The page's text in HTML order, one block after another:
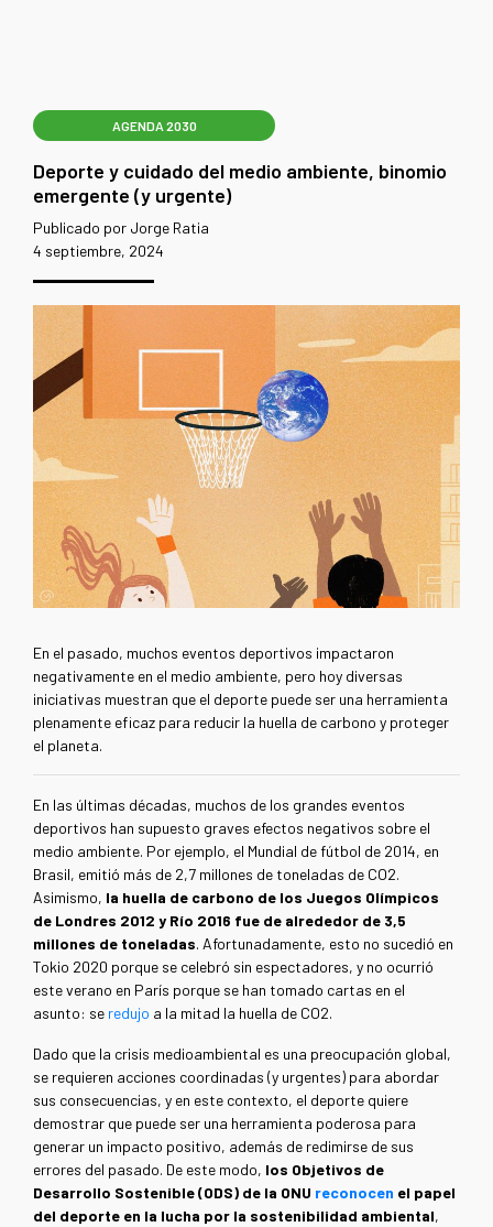
AGENDA 2030
Deporte y cuidado del medio ambiente, binomio
emergente (y urgente)
Publicado por Jorge Ratia
4 septiembre, 2024
En el pasado, muchos eventos deportivos impactaron
negativamente en el medio ambiente, pero hoy diversas
iniciativas muestran que el deporte puede ser una herramienta
plenamente eficaz para reducir la huella de carbono y proteger
el planeta.
En las últimas décadas, muchos de los grandes eventos
deportivos han supuesto graves efectos negativos sobre el
medio ambiente. Por ejemplo, el Mundial de fútbol de 2014, en
Brasil, emitió más de 2,7 millones de toneladas de CO2.
Asimismo, la huella de carbono de los Juegos Olímpicos
de Londres 2012 y Río 2016 fue de alrededor de 3,5
millones de toneladas. Afortunadamente, esto no sucedió en
Tokio 2020 porque se celebró sin espectadores, y no ocurrió
este verano en París porque se han tomado cartas en el
asunto: se redujo a la mitad la huella de CO2.
Dado que la crisis medioambiental es una preocupación global,
se requieren acciones coordinadas (y urgentes) para abordar
sus consecuencias, y en este contexto, el deporte quiere
demostrar que puede ser una herramienta poderosa para
generar un impacto positivo, además de redimirse de sus
errores del pasado. De este modo, los Objetivos de
Desarrollo Sostenible (ODS) de la ONU reconocen el papel
del deporte en la lucha por la sostenibilidad ambiental,